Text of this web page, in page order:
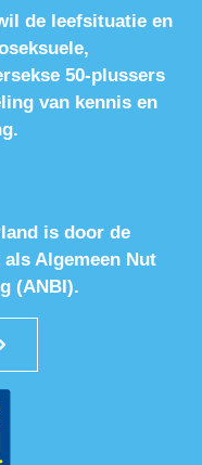
de leefsituatie en
50-plussers
van kennis en
is door de
Algemeen Nut
(ANBI).